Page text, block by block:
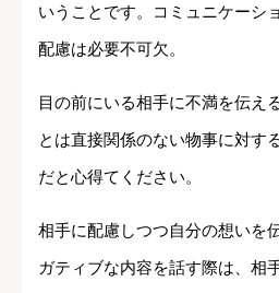
いうことです。コミュニケーシ
配慮は必要不可欠。
目の前にいる相手に不満を伝え
とは直接関係のない物事に対す
だと心得てください。
相手に配慮しつつ自分の想いを
ガティブな内容を話す際は、相